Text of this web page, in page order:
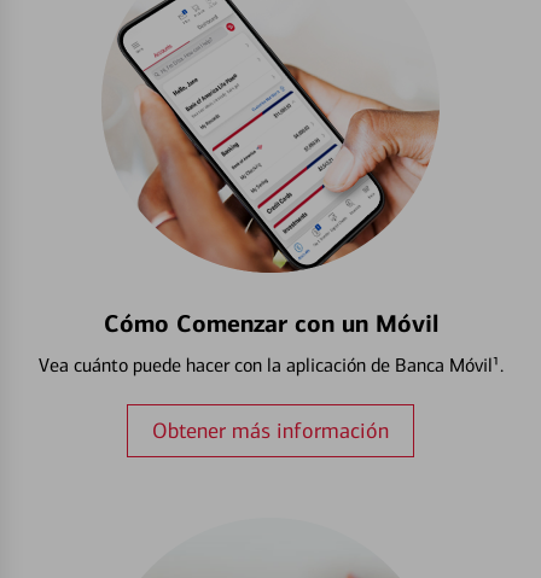
Cómo Comenzar con un Móvil
Vea cuánto puede hacer con la aplicación de Banca Móvil¹.
Obtener más información